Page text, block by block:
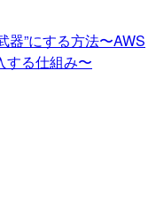
器”にする方法〜AWS
する仕組み〜